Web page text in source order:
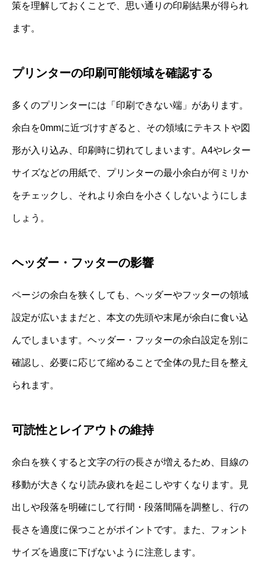
策を理解しておくことで、思い通りの印刷結果が得られ
ます。
プリンターの印刷可能領域を確認する
多くのプリンターには「印刷できない端」があります。
余白を0mmに近づけすぎると、その領域にテキストや図
形が入り込み、印刷時に切れてしまいます。A4やレター
サイズなどの用紙で、プリンターの最小余白が何ミリか
をチェックし、それより余白を小さくしないようにしま
しょう。
ヘッダー・フッターの影響
ページの余白を狭くしても、ヘッダーやフッターの領域
設定が広いままだと、本文の先頭や末尾が余白に食い込
んでしまいます。ヘッダー・フッターの余白設定を別に
確認し、必要に応じて縮めることで全体の見た目を整え
られます。
可読性とレイアウトの維持
余白を狭くすると文字の行の長さが増えるため、目線の
移動が大きくなり読み疲れを起こしやすくなります。見
出しや段落を明確にして行間・段落間隔を調整し、行の
長さを適度に保つことがポイントです。また、フォント
サイズを過度に下げないように注意します。